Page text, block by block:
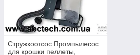
Стружкоотсос Промпылесос
для крошки пеллеты,